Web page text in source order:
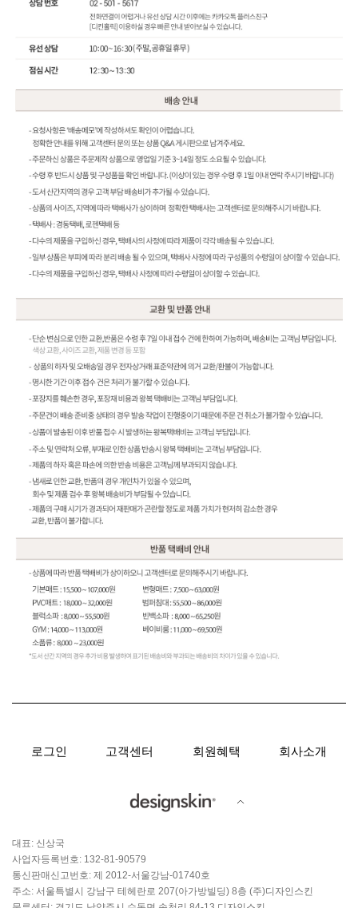
로그인 고객센터 회원혜택 회사소개
대표: 신상국
사업자등록번호: 132-81-90579
통신판매신고번호: 제 2012-서울강남-01740호
주소: 서울특별시 강남구 테헤란로 207(아가방빌딩) 8층 (주)디자인스킨